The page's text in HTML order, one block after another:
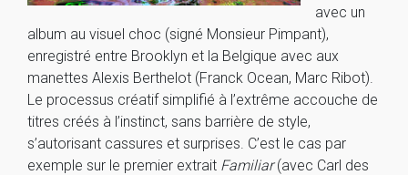
avec un
album au visuel choc (signé Monsieur Pimpant),
enregistré entre Brooklyn et la Belgique avec aux
manettes Alexis Berthelot (Franck Ocean, Marc Ribot).
Le processus créatif simplifié à l’extrême accouche de
titres créés à l’instinct, sans barrière de style,
s’autorisant cassures et surprises. C’est le cas par
exemple sur le premier extrait Familiar(avec Carl des